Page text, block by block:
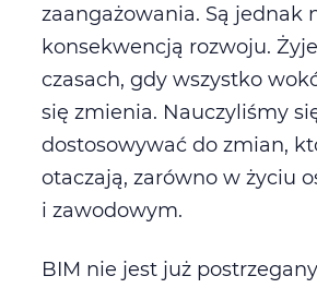
zaangażowania. Są jednak
konsekwencją rozwoju.
czasach, gdy wszystko
się zmienia. Nauczyliśmy
dostosowywać do zmian,
otaczają, zarówno w życiu
i zawodowym.
BIM nie jest już